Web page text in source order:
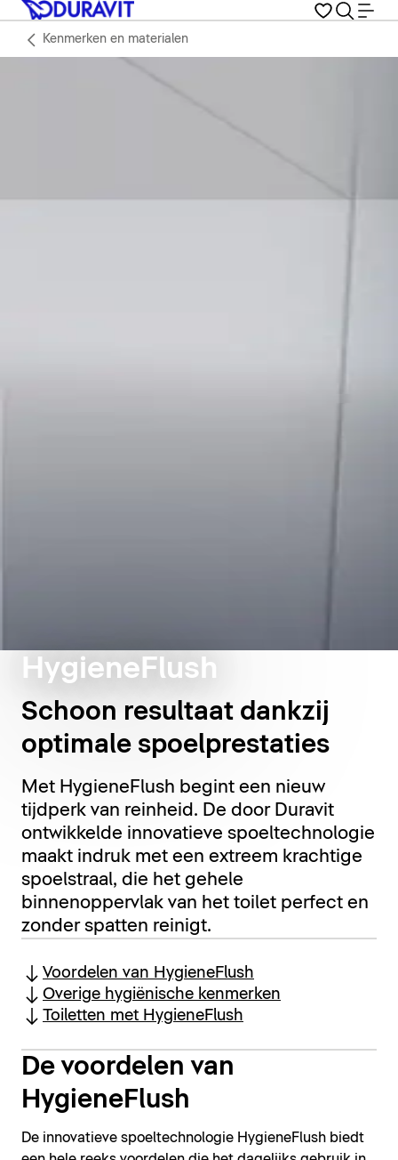
Kenmerken en materialen
HygieneFlush
Schoon resultaat dankzij
optimale spoelprestaties
Met HygieneFlush begint een nieuw
tijdperk van reinheid. De door Duravit
ontwikkelde innovatieve spoeltechnologie
maakt indruk met een extreem krachtige
spoelstraal, die het gehele
binnenoppervlak van het toilet perfect en
zonder spatten reinigt.
Voordelen van HygieneFlush
Overige hygiënische kenmerken
Toiletten met HygieneFlush
De voordelen van
HygieneFlush
De innovatieve spoeltechnologie HygieneFlush biedt